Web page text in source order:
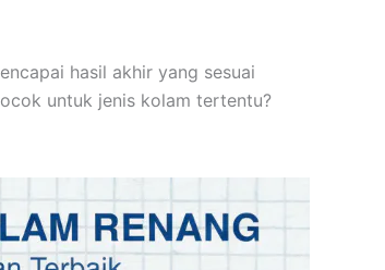
hasil akhir yang sesuai
untuk jenis kolam tertentu?